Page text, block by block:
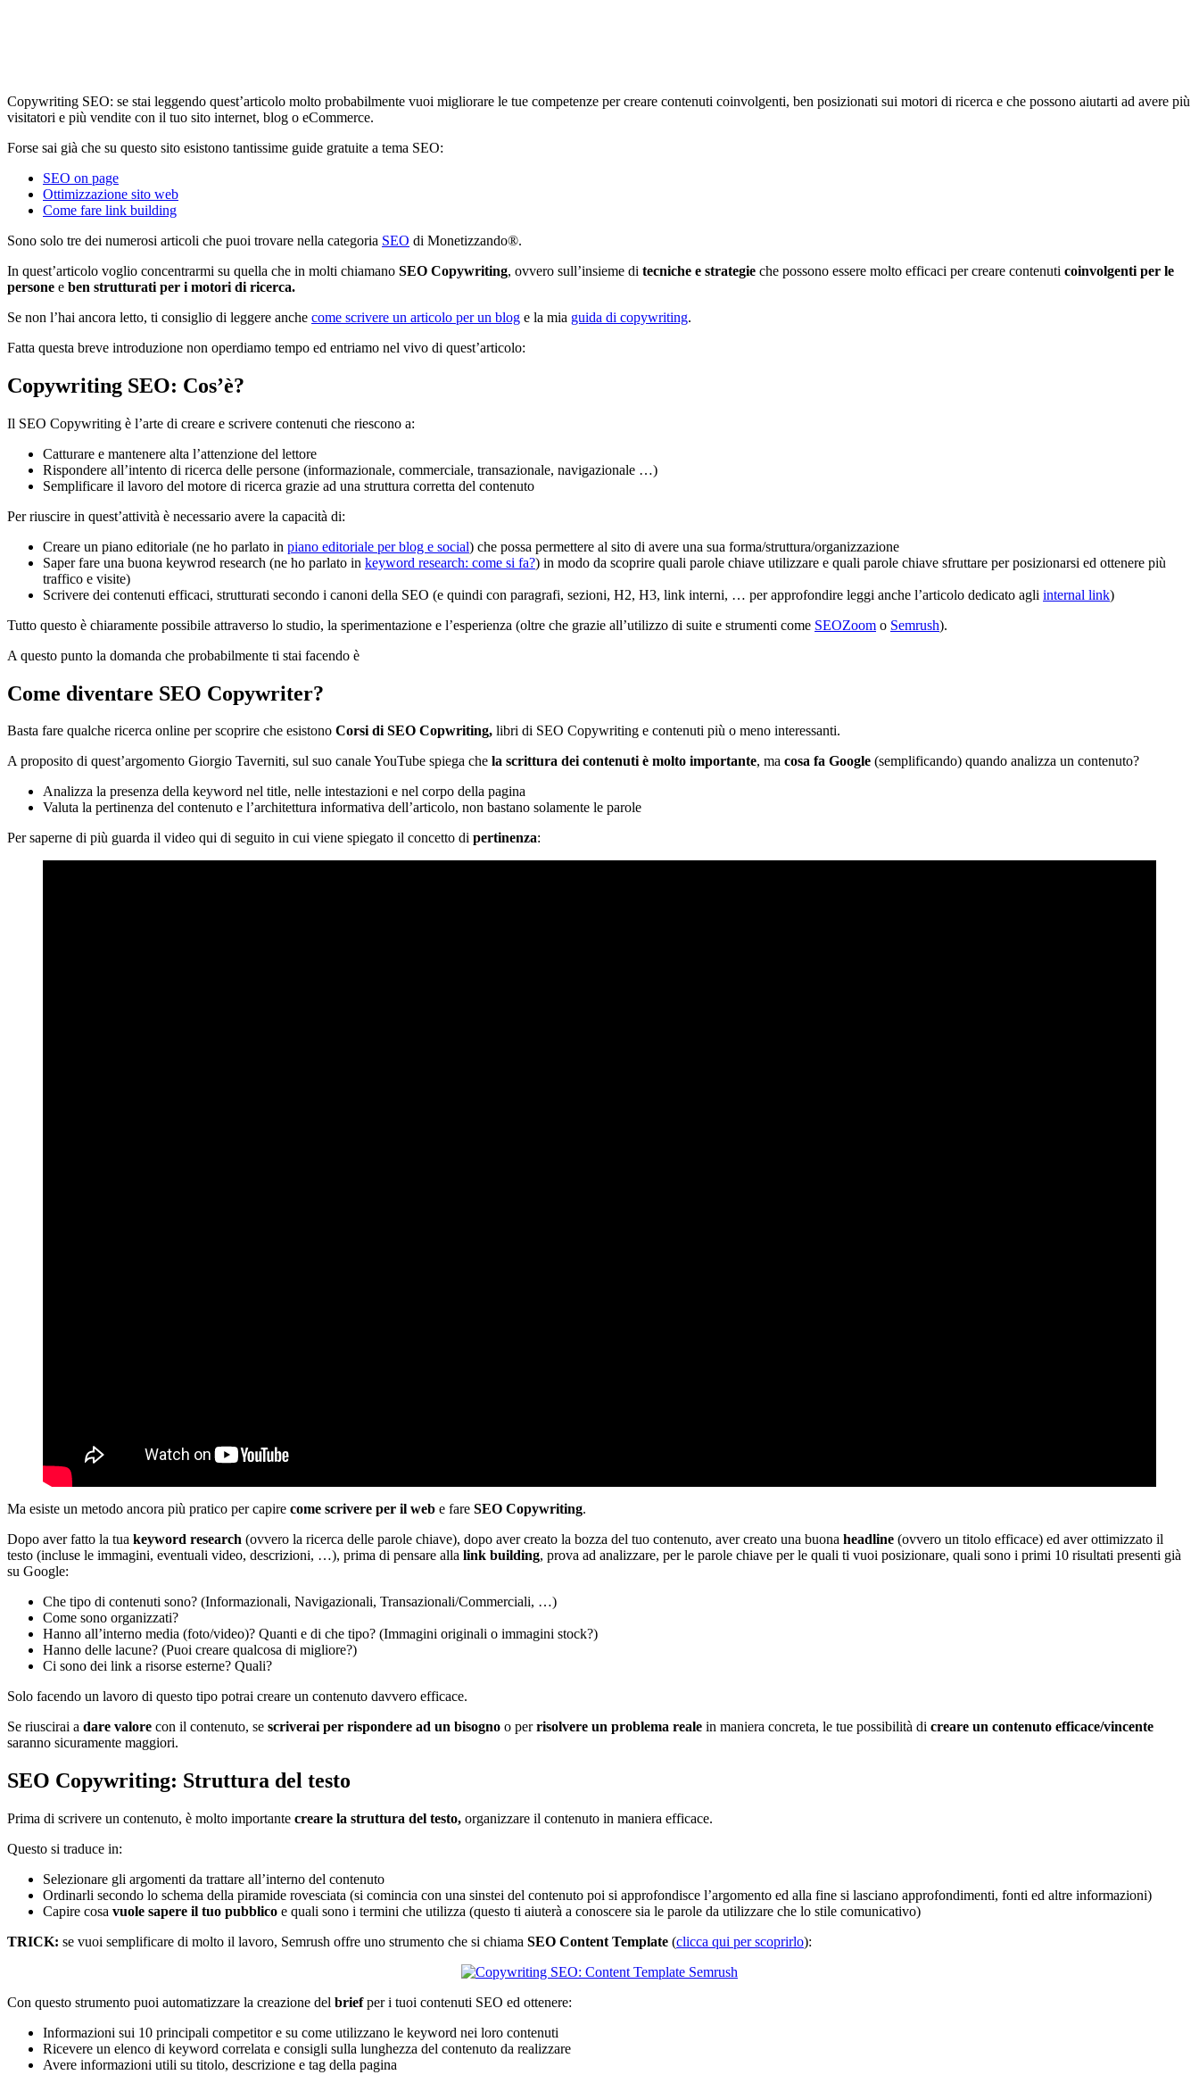
Copywriting SEO: se stai leggendo quest’articolo molto probabilmente vuoi migliorare le tue competenze per creare contenuti coinvolgenti, ben posizionati sui motori di ricerca e che possono aiutarti ad avere più
visitatori e più vendite con il tuo sito internet, blog o eCommerce.
Forse sai già che su questo sito esistono tantissime guide gratuite a tema SEO:
SEO on page
Ottimizzazione sito web
Come fare link building
Sono solo tre dei numerosi articoli che puoi trovare nella categoria SEO di Monetizzando®.
In quest’articolo voglio concentrarmi su quella che in molti chiamano SEO Copywriting, ovvero sull’insieme di tecniche e strategie che possono essere molto efficaci per creare contenuti coinvolgenti per le
persone e ben strutturati per i motori di ricerca.
Se non l’hai ancora letto, ti consiglio di leggere anche come scrivere un articolo per un blog e la mia guida di copywriting.
Fatta questa breve introduzione non operdiamo tempo ed entriamo nel vivo di quest’articolo:
Copywriting SEO: Cos’è?
Il SEO Copywriting è l’arte di creare e scrivere contenuti che riescono a:
Catturare e mantenere alta l’attenzione del lettore
Rispondere all’intento di ricerca delle persone (informazionale, commerciale, transazionale, navigazionale …)
Semplificare il lavoro del motore di ricerca grazie ad una struttura corretta del contenuto
Per riuscire in quest’attività è necessario avere la capacità di:
Creare un piano editoriale (ne ho parlato in piano editoriale per blog e social) che possa permettere al sito di avere una sua forma/struttura/organizzazione
Saper fare una buona keywrod research (ne ho parlato in keyword research: come si fa?) in modo da scoprire quali parole chiave utilizzare e quali parole chiave sfruttare per posizionarsi ed ottenere più
traffico e visite)
Scrivere dei contenuti efficaci, strutturati secondo i canoni della SEO (e quindi con paragrafi, sezioni, H2, H3, link interni, … per approfondire leggi anche l’articolo dedicato agli internal link)
Tutto questo è chiaramente possibile attraverso lo studio, la sperimentazione e l’esperienza (oltre che grazie all’utilizzo di suite e strumenti come SEOZoom o Semrush).
A questo punto la domanda che probabilmente ti stai facendo è
Come diventare SEO Copywriter?
Basta fare qualche ricerca online per scoprire che esistono Corsi di SEO Copwriting, libri di SEO Copywriting e contenuti più o meno interessanti.
A proposito di quest’argomento Giorgio Taverniti, sul suo canale YouTube spiega che la scrittura dei contenuti è molto importante, ma cosa fa Google (semplificando) quando analizza un contenuto?
Analizza la presenza della keyword nel title, nelle intestazioni e nel corpo della pagina
Valuta la pertinenza del contenuto e l’architettura informativa dell’articolo, non bastano solamente le parole
Per saperne di più guarda il video qui di seguito in cui viene spiegato il concetto di pertinenza:
Ma esiste un metodo ancora più pratico per capire come scrivere per il web e fare SEO Copywriting.
Dopo aver fatto la tua keyword research (ovvero la ricerca delle parole chiave), dopo aver creato la bozza del tuo contenuto, aver creato una buona headline (ovvero un titolo efficace) ed aver ottimizzato il
testo (incluse le immagini, eventuali video, descrizioni, …), prima di pensare alla link building, prova ad analizzare, per le parole chiave per le quali ti vuoi posizionare, quali sono i primi 10 risultati presenti già
su Google:
Che tipo di contenuti sono? (Informazionali, Navigazionali, Transazionali/Commerciali, …)
Come sono organizzati?
Hanno all’interno media (foto/video)? Quanti e di che tipo? (Immagini originali o immagini stock?)
Hanno delle lacune? (Puoi creare qualcosa di migliore?)
Ci sono dei link a risorse esterne? Quali?
Solo facendo un lavoro di questo tipo potrai creare un contenuto davvero efficace.
Se riuscirai a dare valore con il contenuto, se scriverai per rispondere ad un bisogno o perrisolvere un problema reale in maniera concreta, le tue possibilità di creare un contenuto efficace/vincente
saranno sicuramente maggiori.
SEO Copywriting: Struttura del testo
Prima di scrivere un contenuto, è molto importante creare la struttura del testo, organizzare il contenuto in maniera efficace.
Questo si traduce in:
Selezionare gli argomenti da trattare all’interno del contenuto
Ordinarli secondo lo schema della piramide rovesciata (si comincia con una sinstei del contenuto poi si approfondisce l’argomento ed alla fine si lasciano approfondimenti, fonti ed altre informazioni)
Capire cosa vuole sapere il tuo pubblico e quali sono i termini che utilizza (questo ti aiuterà a conoscere sia le parole da utilizzare che lo stile comunicativo)
TRICK: se vuoi semplificare di molto il lavoro, Semrush offre uno strumento che si chiama SEO Content Template (clicca qui per scoprirlo):
Con questo strumento puoi automatizzare la creazione del briefper i tuoi contenuti SEO ed ottenere:
Informazioni sui 10 principali competitor e su come utilizzano le keyword nei loro contenuti
Ricevere un elenco di keyword correlata e consigli sulla lunghezza del contenuto da realizzare
Avere informazioni utili su titolo, descrizione e tag della pagina